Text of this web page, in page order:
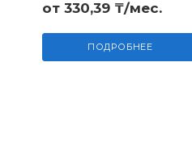
от 330,39 ₸/мес.
ПОДРОБНЕЕ